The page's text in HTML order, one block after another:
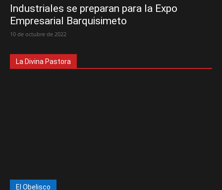
Industriales se preparan para la Expo
Empresarial Barquisimeto
10 de octubre de 2022
La Divina Pastora
El Obelisco